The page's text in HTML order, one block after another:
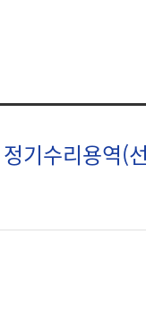
기수리용역(